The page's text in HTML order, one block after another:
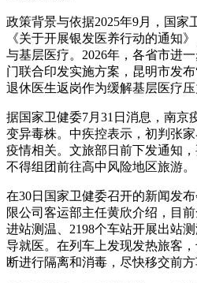
政策背景与依据2025年9月，国家
《关于开展银发医养行动的通知
与基层医疗。2026年，各省市进
门联合印发实施方案，昆明市发
退休医生返岗作为缓解基层医疗压
据国家卫健委7月31日消息，南京
变异毒株。中疾控表示，初判张
疫情相关。文旅部日前下发通知
不得组团前往高中风险地区旅游。
在30日国家卫健委召开的新闻发
限公司客运部主任黄欣介绍，目
进站测温、2198个车站开展出站
导就医。在列车上发现发热旅客
断进行隔离和消毒，尽快移交前方